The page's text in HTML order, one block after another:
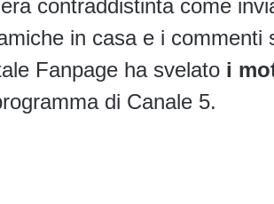
contraddistinta come
in casa e i commenti
Fanpage ha svelato i
di Canale 5.